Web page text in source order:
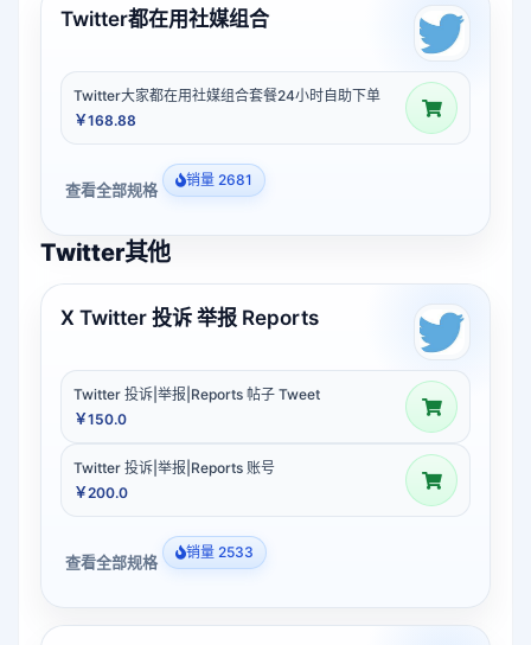
Twitter都在用社媒组合
Twitter大家都在用社媒组合套餐24小时自助下单
￥168.88
查看全部规格 销量 2681
Twitter其他
X Twitter 投诉 举报 Reports
Twitter 投诉|举报|Reports 帖子 Tweet
￥150.0
Twitter 投诉|举报|Reports 账号
￥200.0
查看全部规格 销量 2533